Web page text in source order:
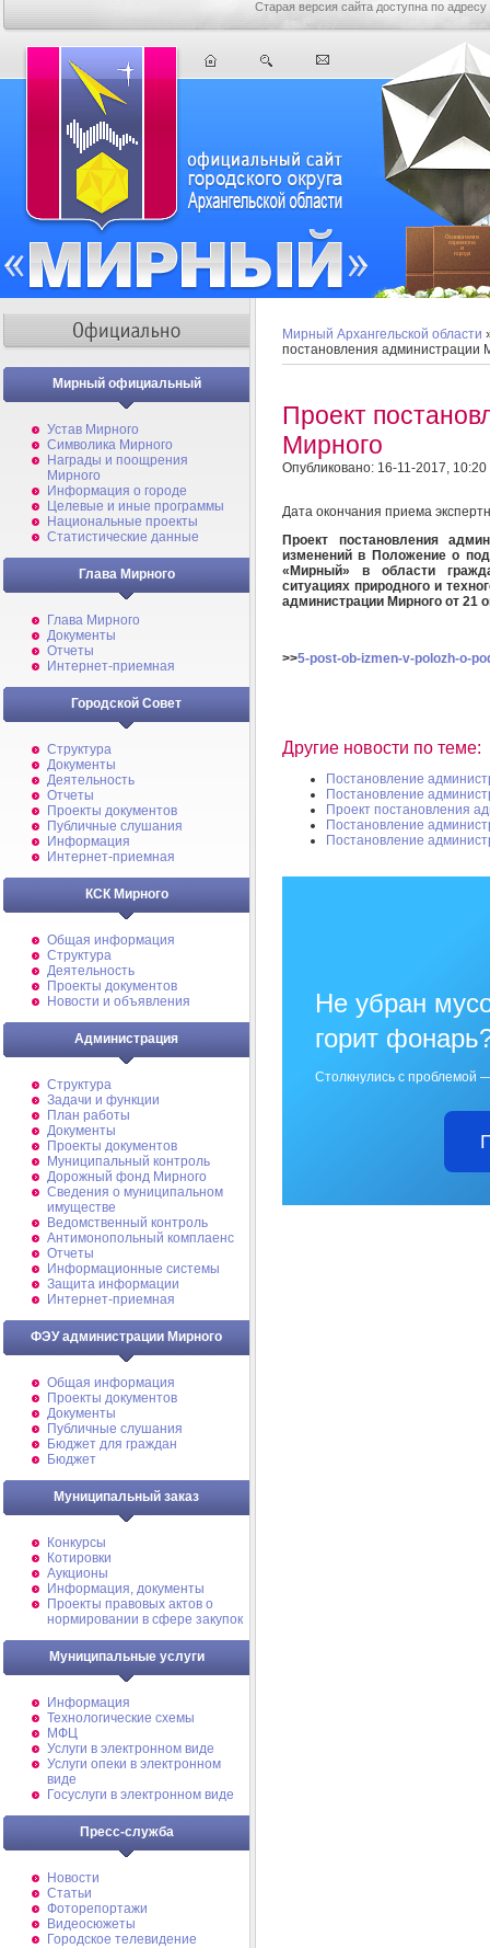
Старая версия сайта доступна по адресу
Мирный официальный
Устав Мирного
Символика Мирного
Награды и поощрения
Мирного
Информация о городе
Целевые и иные программы
Национальные проекты
Статистические данные
Глава Мирного
Глава Мирного
Документы
Отчеты
Интернет-приемная
Городской Совет
Структура
Документы
Деятельность
Отчеты
Проекты документов
Публичные слушания
Информация
Интернет-приемная
КСК Мирного
Общая информация
Структура
Деятельность
Проекты документов
Новости и объявления
Администрация
Структура
Задачи и функции
План работы
Документы
Проекты документов
Муниципальный контроль
Дорожный фонд Мирного
Cведения о муниципальном
имуществе
Ведомственный контроль
Антимонопольный комплаенс
Отчеты
Информационные системы
Защита информации
Интернет-приемная
ФЭУ администрации Мирного
Общая информация
Проекты документов
Документы
Публичные слушания
Бюджет для граждан
Бюджет
Муниципальный заказ
Конкурсы
Котировки
Аукционы
Информация, документы
Проекты правовых актов о
нормировании в сфере закупок
Муниципальные услуги
Информация
Технологические схемы
МФЦ
Услуги в электронном виде
Услуги опеки в электронном
виде
Госуслуги в электронном виде
Пресс-служба
Новости
Статьи
Фоторепортажи
Видеосюжеты
Городское телевидение
Мирный Архангельской области
постановления администрации
Проект
Мирного
Опубликовано: 16-11-2017, 10:20
Дата окончания приема
Проект постановления
изменений в Положение о
«Мирный» в области
ситуациях природного и
администрации Мирного от 21
>>5-post-ob-izmen-v-polozh-o-
Другие новости по теме:
Постановление
Постановление
Проект постановления
Постановление
Постановление
Не убран
горит
Столкнулись с проблемой